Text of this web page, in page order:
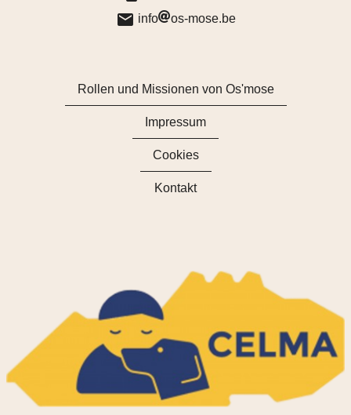
FacebookLinkedIn
info
os-mose.be
Rollen und Missionen von Os'mose
Impressum
Cookies
Kontakt